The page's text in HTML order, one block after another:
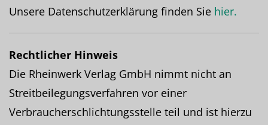
Unsere Datenschutzerklärung finden Sie hier.
Rechtlicher Hinweis
Die Rheinwerk Verlag GmbH nimmt nicht an
Streitbeilegungsverfahren vor einer
Verbraucherschlichtungsstelle teil und ist hierzu